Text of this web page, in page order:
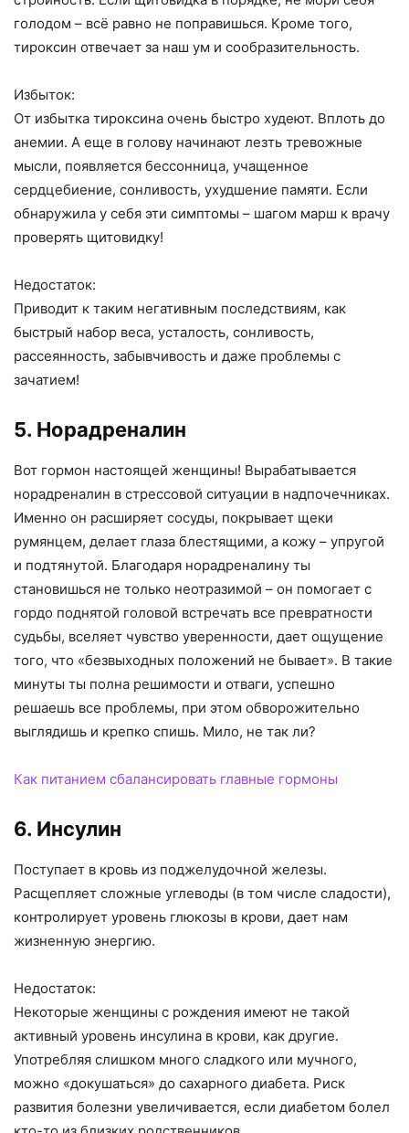
голодом – всё равно не поправишься. Кроме того,
тироксин отвечает за наш ум и сообразительность.
Избыток:
От избытка тироксина очень быстро худеют. Вплоть до
анемии. А еще в голову начинают лезть тревожные
мысли, появляется бессонница, учащенное
сердцебиение, сонливость, ухудшение памяти. Если
обнаружила у себя эти симптомы – шагом марш к врачу
проверять щитовидку!
Недостаток:
Приводит к таким негативным последствиям, как
быстрый набор веса, усталость, сонливость,
рассеянность, забывчивость и даже проблемы с
зачатием!
5. Норадреналин
Вот гормон настоящей женщины! Вырабатывается
норадреналин в стрессовой ситуации в надпочечниках.
Именно он расширяет сосуды, покрывает щеки
румянцем, делает глаза блестящими, а кожу – упругой
и подтянутой. Благодаря норадреналину ты
становишься не только неотразимой – он помогает с
гордо поднятой головой встречать все превратности
судьбы, вселяет чувство уверенности, дает ощущение
того, что «безвыходных положений не бывает». В такие
минуты ты полна решимости и отваги, успешно
решаешь все проблемы, при этом обворожительно
выглядишь и крепко спишь. Мило, не так ли?
Как питанием сбалансировать главные гормоны
6. Инсулин
Поступает в кровь из поджелудочной железы.
Расщепляет сложные углеводы (в том числе сладости),
контролирует уровень глюкозы в крови, дает нам
жизненную энергию.
Недостаток:
Некоторые женщины с рождения имеют не такой
активный уровень инсулина в крови, как другие.
Употребляя слишком много сладкого или мучного,
можно «докушаться» до сахарного диабета. Риск
развития болезни увеличивается, если диабетом болел